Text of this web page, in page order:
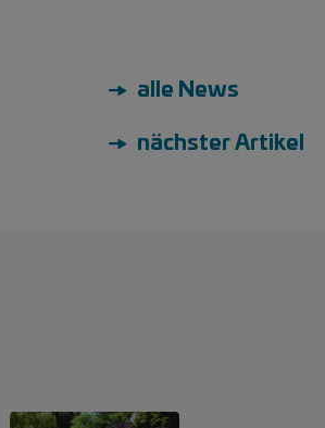
→ alle News
→ nächster Artikel